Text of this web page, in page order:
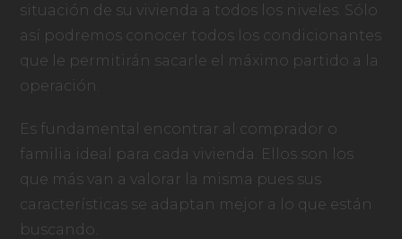
situación de su vivienda a todos los niveles. Sólo
así podremos conocer todos los condicionantes
que le permitirán sacarle el máximo partido a la
operación.
Es fundamental encontrar al comprador o
familia ideal para cada vivienda. Ellos son los
que más van a valorar la misma pues sus
características se adaptan mejor a lo que están
buscando.